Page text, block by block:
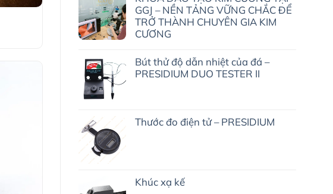
GGJ – NỀN TẢNG VỮNG CHẮC ĐỂ
TRỞ THÀNH CHUYÊN GIA KIM
CƯƠNG
Bút thử độ dẫn nhiệt của đá –
PRESIDIUM DUO TESTER II
Thước đo điện tử – PRESIDIUM
Khúc xạ kế